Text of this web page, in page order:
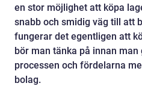
en stor möjlighet att köpa
snabb och smidig väg till att
fungerar det egentligen att
bör man tänka på innan
processen och fördelarna
bolag.